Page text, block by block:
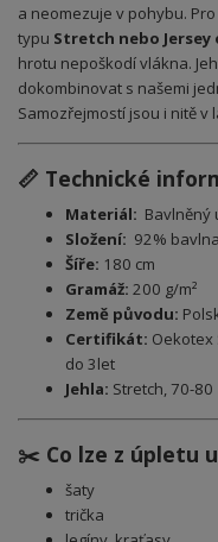
a neomezuje v pohybu.
typu Stretch nebo Jersey
hrotu nepoškodí vlákna.
dokombinovat s našemi
Samozřejmostí jsou i nitě v
📏 Technické
Materiál: Bavlněný
Složení: 92%
Šíře: 180 cm
Gramáž: 200 g/m²
Země původu:
Certifikát: Oekotex
do 3let
Jehla: Stretch, 70-80
✂️ Co lze z úpletu
šaty
trička